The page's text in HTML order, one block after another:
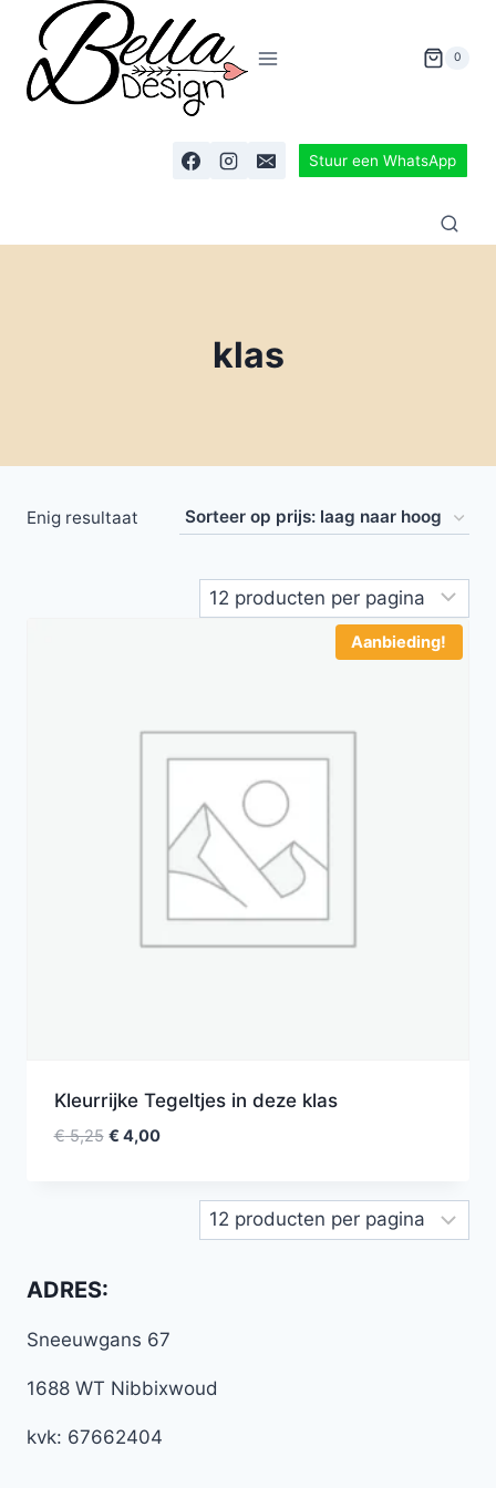
0
Stuur een WhatsApp
klas
Enig resultaat
Aanbieding!
Kleurrijke Tegeltjes in deze klas
€5,25 € 4,00
ADRES:
Sneeuwgans 67
1688 WT Nibbixwoud
kvk: 67662404